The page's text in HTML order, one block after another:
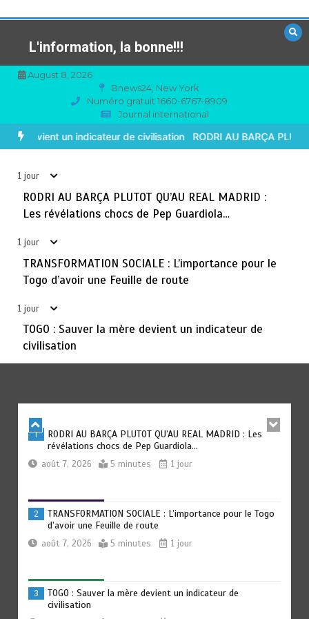
au
contenuL'information, la bonne!!!
August 8, 2026
Bnews24, New York
Numéro gratuit 1660-6767-8909
Journal international
RODRI AU BARÇA PLUTOT QU’AU REAL MADRID : Les
1 jour
RODRI AU BARÇA PLUTOT QU’AU REAL MADRID :
Les révélations chocs de Pep Guardiola…
1 jour
TRANSFORMATION SOCIALE : L’importance pour le
Togo d’avoir une Feuille de route
1 jour
TOGO : Sauver la mère devient un indicateur de
civilisation
TOGO : Sauver la mère devient un indicateur de
4
BLITTA / SEMINAIRE NATIONAL DES GOUVERNEURS ET
PREFETS: … Vers l’optimisation du service public
RECHERCHE ET INNOVATION: Le Togo ouvre la voie pour
l’enracinement du génie génétique et de la
tourisme
1
RODRI AU BARÇA PLUTOT QU’AU REAL MADRID : Les
révélations chocs de Pep Guardiola…
août 7, 2026 5 minutes 1 jour
2
TRANSFORMATION SOCIALE : L’importance pour le Togo
d’avoir une Feuille de route
août 7, 2026 5 minutes 1 jour
3
TOGO : Sauver la mère devient un indicateur de
civilisation